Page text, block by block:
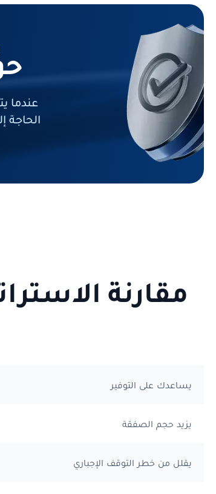
عندما
مقارنة
يساعدك على التوفير
يزيد حجم الصفقة
يقلل من خطر التوقف الإجباري